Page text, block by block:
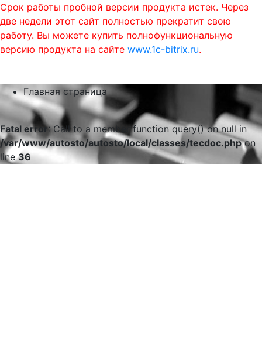
Срок работы пробной версии продукта истек. Через
две недели этот сайт полностью прекратит свою
работу. Вы можете купить полнофункциональную
версию продукта на сайте www.1c-bitrix.ru.
Главная страница
Fatal error: Call to a member function query() on null in
/var/www/autosto/autosto/local/classes/tecdoc.phpon
line36